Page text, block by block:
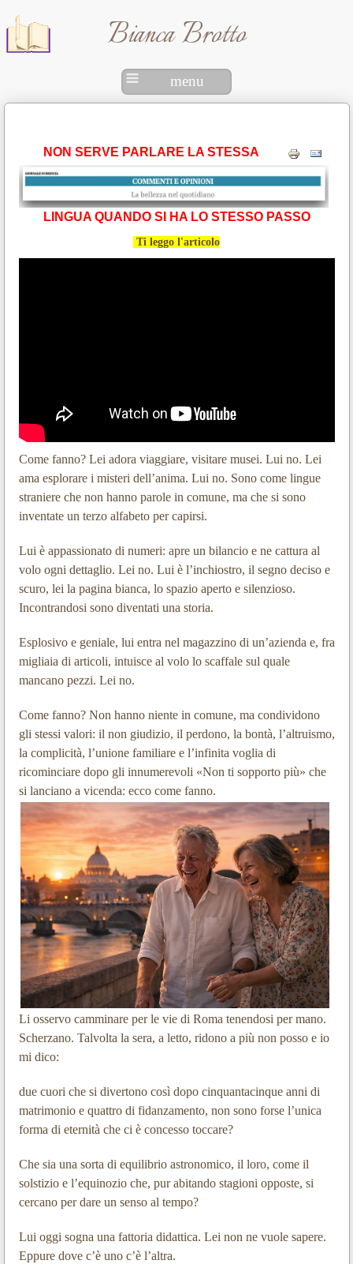
Bianca Brotto
menu
NON SERVE PARLARE LA STESSA
LINGUA QUANDO SI HA LO STESSO PASSO
Ti leggo l'articolo
Come fanno? Lei adora viaggiare, visitare musei. Lui no. Lei
ama esplorare i misteri dell’anima. Lui no. Sono come lingue
straniere che non hanno parole in comune, ma che si sono
inventate un terzo alfabeto per capirsi.
Lui è appassionato di numeri: apre un bilancio e ne cattura al
volo ogni dettaglio. Lei no. Lui è l’inchiostro, il segno deciso e
scuro, lei la pagina bianca, lo spazio aperto e silenzioso.
Incontrandosi sono diventati una storia.
Esplosivo e geniale, lui entra nel magazzino di un’azienda e, fra
migliaia di articoli, intuisce al volo lo scaffale sul quale
mancano pezzi. Lei no.
Come fanno? Non hanno niente in comune, ma condividono
gli stessi valori: il non giudizio, il perdono, la bontà, l’altruismo,
la complicità, l’unione familiare e l’infinita voglia di
ricominciare dopo gli innumerevoli «Non ti sopporto più» che
si lanciano a vicenda: ecco come fanno.
Li osservo camminare per le vie di Roma tenendosi per mano.
Scherzano. Talvolta la sera, a letto, ridono a più non posso e io
mi dico:
due cuori che si divertono così dopo cinquantacinque anni di
matrimonio e quattro di fidanzamento, non sono forse l’unica
forma di eternità che ci è concesso toccare?
Che sia una sorta di equilibrio astronomico, il loro, come il
solstizio e l’equinozio che, pur abitando stagioni opposte, si
cercano per dare un senso al tempo?
Lui oggi sogna una fattoria didattica. Lei non ne vuole sapere.
Eppure dove c’è uno c’è l’altra.